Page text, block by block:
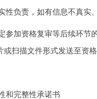
负责，如有信息不真实
加资格复审等后续环节
或扫描文件形式发送至资
完整性承诺书